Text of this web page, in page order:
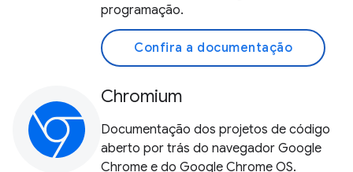
programação.
Confira a documentação
Chromium
Documentação dos projetos de código
aberto por trás do navegador Google
Chrome e do Google Chrome OS.